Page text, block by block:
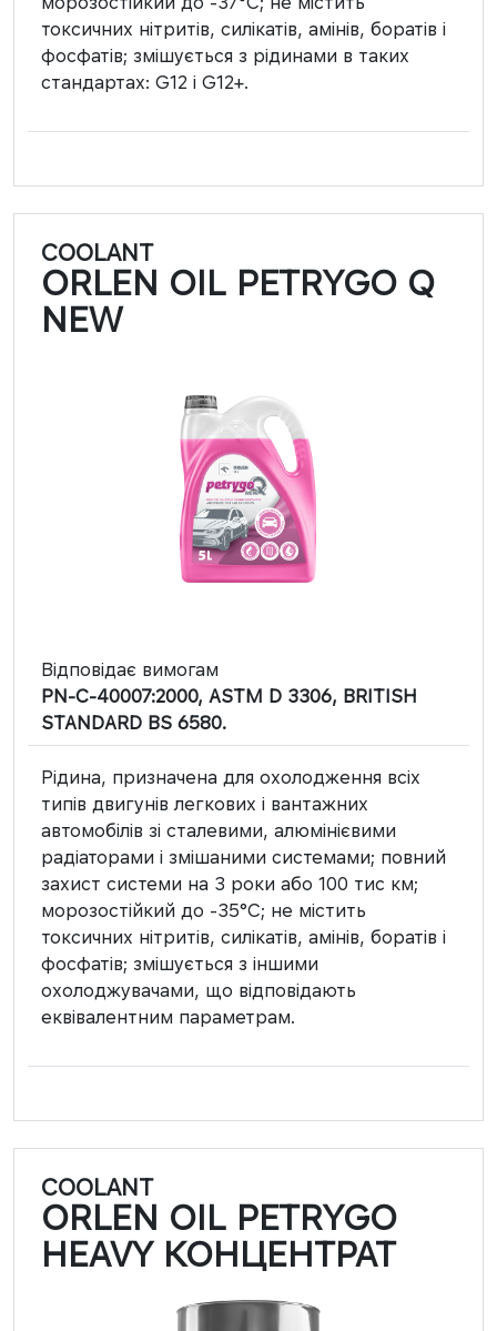
токсичних нітритів, силікатів, амінів, боратів і
фосфатів; змішується з рідинами в таких
стандартах: G12 і G12+.
COOLANT
ORLEN OIL PETRYGO Q
NEW
Відповідає вимогам
PN-C-40007:2000, ASTM D 3306, BRITISH
STANDARD BS 6580.
Рідина, призначена для охолодження всіх
типів двигунів легкових і вантажних
автомобілів зі сталевими, алюмінієвими
радіаторами і змішаними системами; повний
захист системи на 3 роки або 100 тис км;
морозостійкий до -35°C; не містить
токсичних нітритів, силікатів, амінів, боратів і
фосфатів; змішується з іншими
охолоджувачами, що відповідають
еквівалентним параметрам.
COOLANT
ORLEN OIL PETRYGO
HEAVY КОНЦЕНТРАТ